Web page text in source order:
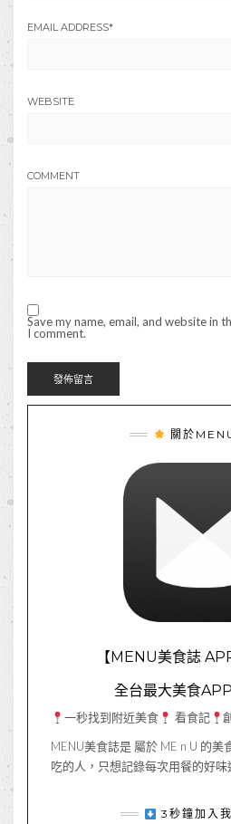
EMAIL ADDRESS*
WEBSITE
COMMENT
Save my name, email, and website in
I comment.
關於
【MENU美食誌
全台最大美食APP
一秒找到附近美食 看食記
MENU美食誌是 屬於 ME n U 的美
吃的人，只想記錄每次用餐的好味
3秒鐘加入